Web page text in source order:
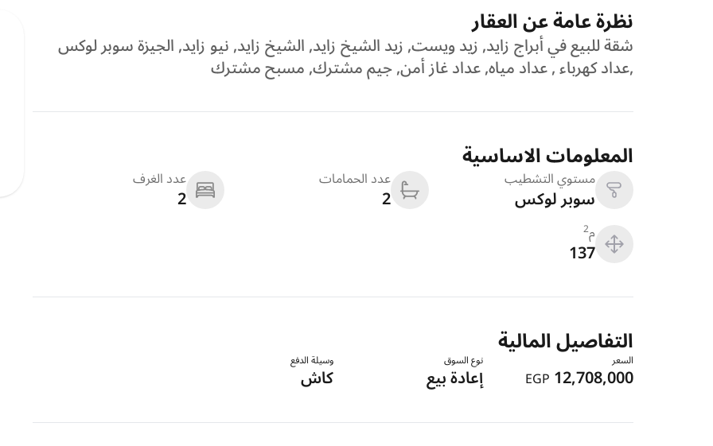
نظرة عامة عن العقار
شقة للبيع في أبراج زايد, زيد ويست, زيد الشيخ زايد, الشيخ زايد, نيو زايد, الجيزة سوبر لوكس
,عداد كهرباء , عداد مياه, عداد غاز أمن, جيم مشترك, مسبح مشترك
المعلومات الاساسية
مستوي التشطيب
سوبر لوكس
عدد الحمامات
2
عدد الغرف
2
م2
137
التفاصيل المالية
السعر
12,708,000
EGP
نوع السوق
إعادة بيع
وسيلة الدفع
كاش